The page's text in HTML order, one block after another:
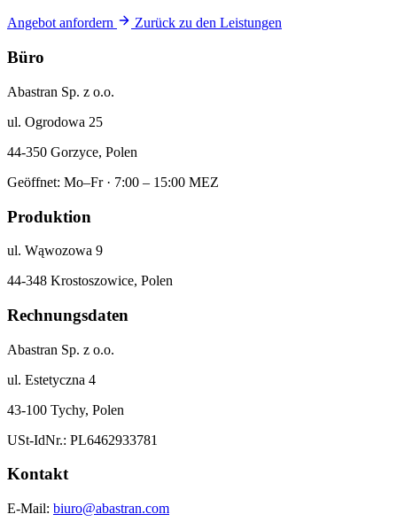
Angebot anfordern Zurück zu den Leistungen
Büro
Abastran Sp. z o.o.
ul. Ogrodowa 25
44-350 Gorzyce, Polen
Geöffnet: Mo–Fr · 7:00 – 15:00 MEZ
Produktion
ul. Wąwozowa 9
44-348 Krostoszowice, Polen
Rechnungsdaten
Abastran Sp. z o.o.
ul. Estetyczna 4
43-100 Tychy, Polen
USt-IdNr.: PL6462933781
Kontakt
E-Mail: biuro@abastran.com